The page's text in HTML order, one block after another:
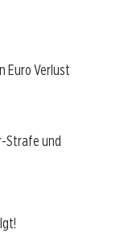
Euro Verlust
Strafe und